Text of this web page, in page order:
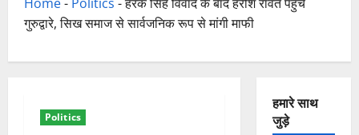
गुरुद्वारे, सिख समाज से सार्वजनिक रूप से मांगी माफी
Politics
हमारे साथ
जुड़े